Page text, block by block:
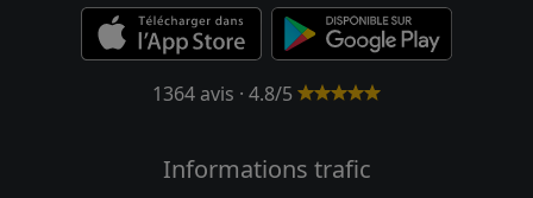
1364 avis · 4.8/5
Informations trafic